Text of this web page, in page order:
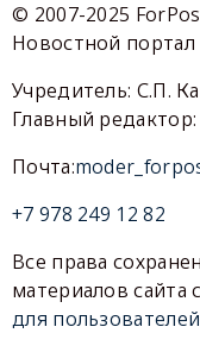
© 2007-2025
Новостной портал
Учредитель: С.П.
Главный
Почта:
+7 978 249 12 82
Все права
материалов сайта
для пользователей